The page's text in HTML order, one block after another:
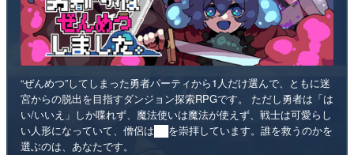
“ぜんめつ”してしまった勇者パーティから1人だけ選んで、ともに迷
宮からの脱出を目指すダンジョン探索RPGです。 ただし勇者は「は
い/いいえ」しか喋れず、魔法使いは魔法が使えず、戦士は可愛らし
い人形になっていて、僧侶は██を崇拝しています。誰を救うのかを
選ぶのは、あなたです。